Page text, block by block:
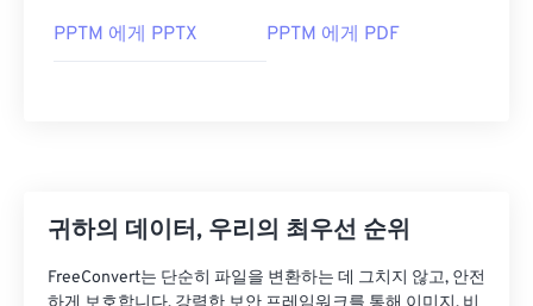
PPTM 에게 PPTX PPTM 에게 PDF
귀하의 데이터, 우리의 최우선 순위
FreeConvert는 단순히 파일을 변환하는 데 그치지 않고, 안전